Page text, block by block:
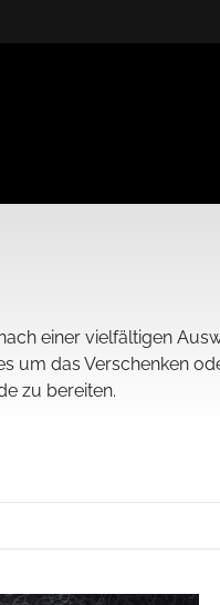
einer vielfältigen
das Verschenken
zu bereiten.